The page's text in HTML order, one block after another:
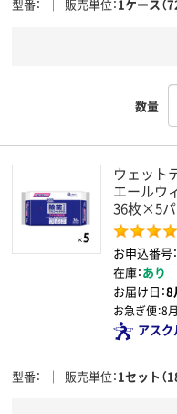
型番 販売単位 1ケース（
数量
ウェット
エールウ
36枚×5パ
お申込番号
在庫：あり
お届け日：8
お急ぎ便：8
アス
型番 販売単位 1セット（